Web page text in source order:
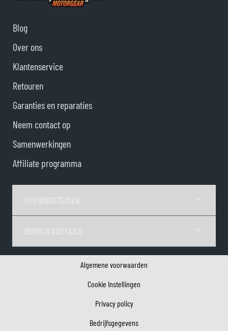
Blog
Over ons
Klantenservice
Retouren
Garanties en reparaties
Neem contact op
Samenwerkingen
Affiliate programma
Algemene voorwaarden
Cookie Instellingen
Privacy policy
Bedrijfsgegevens